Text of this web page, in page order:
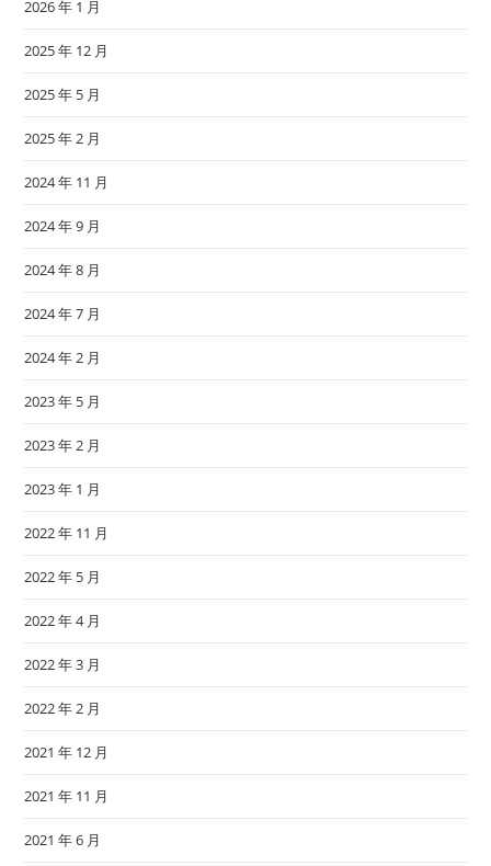
2026 年 1 月
2025 年 12 月
2025 年 5 月
2025 年 2 月
2024 年 11 月
2024 年 9 月
2024 年 8 月
2024 年 7 月
2024 年 2 月
2023 年 5 月
2023 年 2 月
2023 年 1 月
2022 年 11 月
2022 年 5 月
2022 年 4 月
2022 年 3 月
2022 年 2 月
2021 年 12 月
2021 年 11 月
2021 年 6 月